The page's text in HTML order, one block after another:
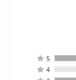
5
4